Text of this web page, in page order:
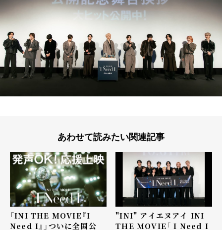
あわせて読みたい関連記事
「INI THE MOVIE『I
Need I』」ついに全国公
"INI" アイエヌアイ INI
THE MOVIE「 I Need I